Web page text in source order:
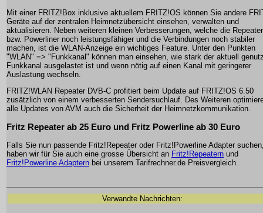
Mit einer FRITZ!Box inklusive aktuellem FRITZ!OS können Sie andere
Geräte auf der zentralen Heimnetzübersicht einsehen, verwalten und
aktualisieren. Neben weiteren kleinen Verbesserungen, welche die Repeater
bzw. Powerliner noch leistungsfähiger und die Verbindungen noch stabiler
machen, ist die WLAN-Anzeige ein wichtiges Feature. Unter den Punkten
"WLAN" => "Funkkanal" können man einsehen, wie stark der aktuell
Funkkanal ausgelastet ist und wenn nötig auf einen Kanal mit geringerer
Auslastung wechseln.
FRITZ!WLAN Repeater DVB-C profitiert beim Update auf FRITZ!OS 6.50
zusätzlich von einem verbesserten Sendersuchlauf. Des Weiteren
alle Updates von AVM auch die Sicherheit der Heimnetzkommunikation.
Fritz Repeater ab 25 Euro und Fritz Powerline ab 30 Euro
Falls Sie nun passende Fritz!Repeater oder Fritz!Powerline Adapter
haben wir für Sie auch eine grosse Übersicht an Fritz!Repeatern und
Fritz!Powerline Adaptern bei unserem Tarifrechner.de Preisvergleich.
Verwandte Nachrichten: